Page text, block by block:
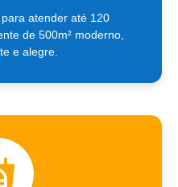
atender até 120
de 500m² moderno,
e alegre.